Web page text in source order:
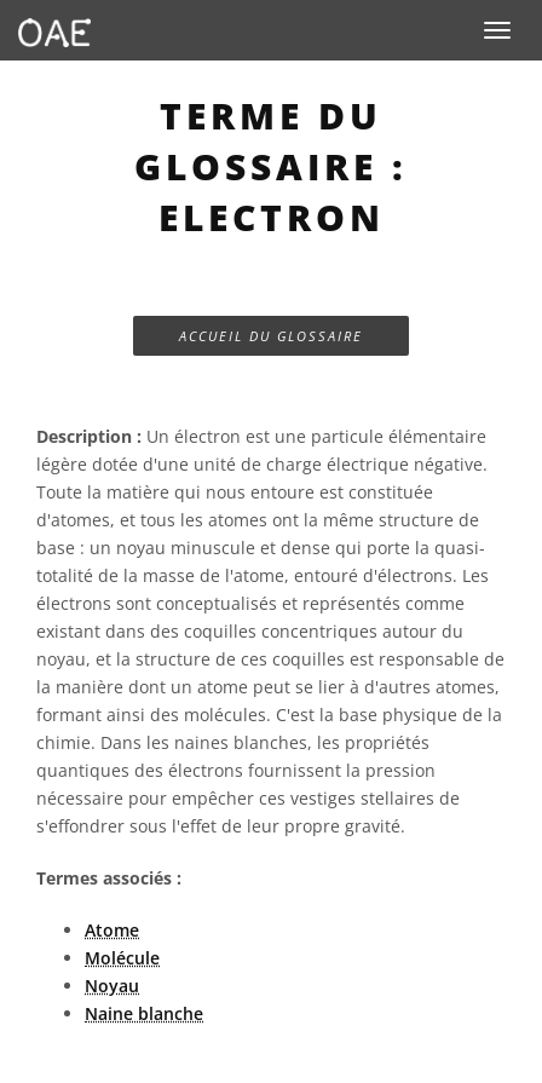
Toggle
TERME DU
GLOSSAIRE :
ELECTRON
ACCUEIL DU GLOSSAIRE
Description : Un électron est une particule élémentaire
légère dotée d'une unité de charge électrique négative.
Toute la matière qui nous entoure est constituée
d'atomes, et tous les atomes ont la même structure de
base : un noyau minuscule et dense qui porte la quasi-
totalité de la masse de l'atome, entouré d'électrons. Les
électrons sont conceptualisés et représentés comme
existant dans des coquilles concentriques autour du
noyau, et la structure de ces coquilles est responsable de
la manière dont un atome peut se lier à d'autres atomes,
formant ainsi des molécules. C'est la base physique de la
chimie. Dans les naines blanches, les propriétés
quantiques des électrons fournissent la pression
nécessaire pour empêcher ces vestiges stellaires de
s'effondrer sous l'effet de leur propre gravité.
Termes associés :
Atome
Molécule
Noyau
Naine blanche